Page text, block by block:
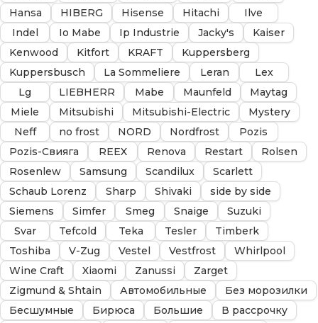
Hansa
HIBERG Hisense Hitachi
Ilve
Indel
Io Mabe Ip Industrie Jacky's
Kaiser
Kenwood
Kitfort KRAFT
Kuppersberg
Kuppersbusch
La Sommeliere Leran
Lex
Lg
LIEBHERR Mabe Maunfeld
Maytag
Miele
Mitsubishi Mitsubishi-Electric
Mystery
Neff
no frost NORD Nordfrost
Pozis
Pozis-Свияга
REEX Renova Restart
Rolsen
Rosenlew
Samsung Scandilux
Scarlett
Schaub Lorenz
Sharp Shivaki
side by side
Siemens
Simfer Smeg Snaige
Suzuki
Svar
Tefcold Teka Tesler
Timberk
Toshiba
V-Zug Vestel Vestfrost
Whirlpool
Wine Craft
Xiaomi Zanussi
Zarget
Zigmund & Shtain
Автомобильные
Без морозилки
Бесшумные
Бирюса Большие
В рассрочку